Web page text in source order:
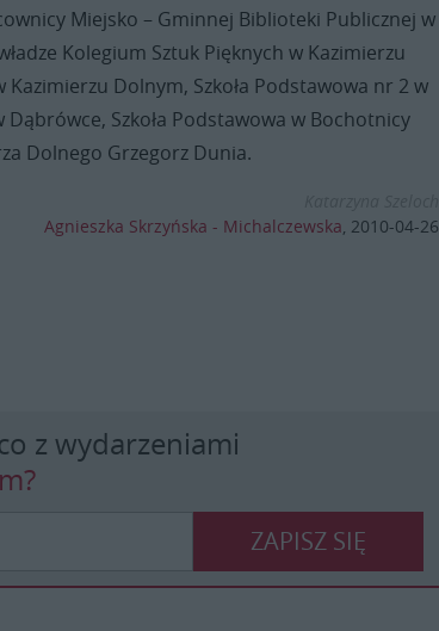
Miejsko – Gminnej Biblioteki Publicznej w
Kolegium Sztuk Pięknych w Kazimierzu
Kazimierzu Dolnym, Szkoła Podstawowa nr 2 w
Szkoła Podstawowa w Bochotnicy
Dolnego Grzegorz Dunia.
Agnieszka Skrzyńska - Michalczewska 2010-04-26
z wydarzeniami
ZAPISZ SIĘ